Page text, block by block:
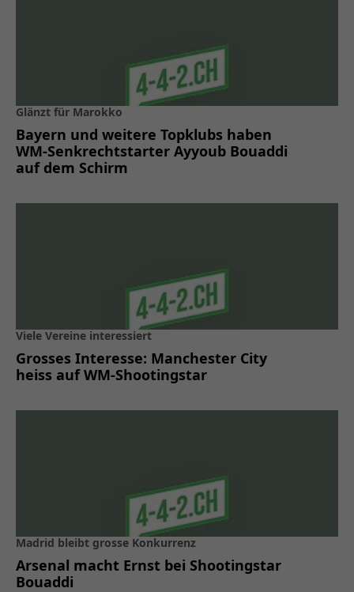
Glänzt für Marokko
Bayern und weitere Topklubs haben
WM-Senkrechtstarter Ayyoub Bouaddi
auf dem Schirm
Viele Vereine interessiert
Grosses Interesse: Manchester City
heiss auf WM-Shootingstar
Madrid bleibt grosse Konkurrenz
Arsenal macht Ernst bei Shootingstar
Bouaddi